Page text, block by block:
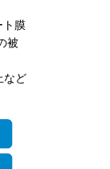
ト膜
被
など